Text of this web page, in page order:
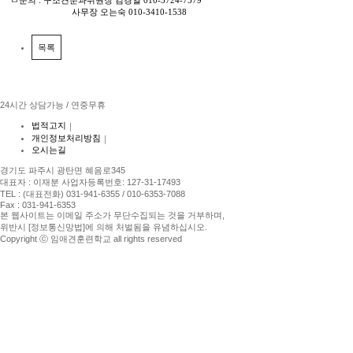
사무장 오는숙 010-3410-1538
목록
24시간 상담가능 / 연중무휴
법적고지 ｜
개인정보처리방침 ｜
오시는길
경기도 파주시 광탄면 혜음로345
대표자 : 이재분 사업자등록번호: 127-31-17493
TEL : (대표전화) 031-941-6355 / 010-6353-7088
Fax : 031-941-6353
본 웹사이트는 이메일 주소가 무단수집되는 것을 거부하며,
위반시 [정보통신망법]에 의해 처벌됨을 유념하십시오.
Copyright ⓒ 임애견훈련학교 all rights reserved